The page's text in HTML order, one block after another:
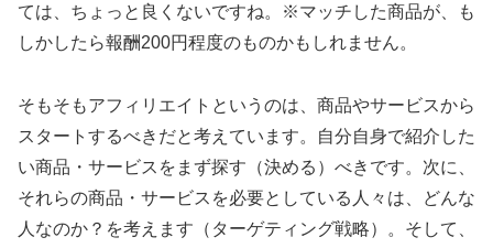
ては、ちょっと良くないですね。※マッチした商品が、も
しかしたら報酬200円程度のものかもしれません。
そもそもアフィリエイトというのは、商品やサービスから
スタートするべきだと考えています。自分自身で紹介した
い商品・サービスをまず探す（決める）べきです。次に、
それらの商品・サービスを必要としている人々は、どんな
人なのか？を考えます（ターゲティング戦略）。そして、